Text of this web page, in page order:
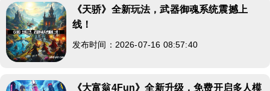
《天骄》全新玩法，武器御魂系统震撼上
线！
发布时间：2026-07-16 08:57:40
《大富翁4Fun》全新升级，免费开启多人模